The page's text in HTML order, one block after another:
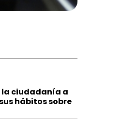
la ciudadanía a
hábitos sobre